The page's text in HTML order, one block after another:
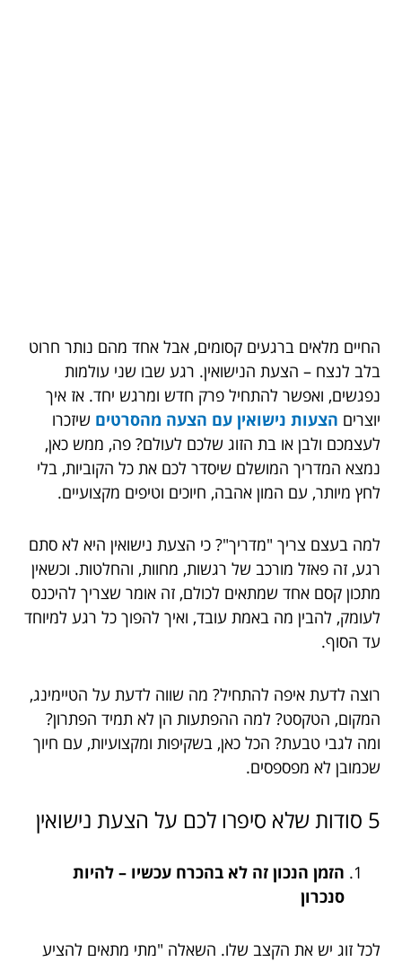
החיים מלאים ברגעים קסומים, אבל אחד מהם נותר חרוט
בלב לנצח – הצעת הנישואין. רגע שבו שני עולמות
נפגשים, ואפשר להתחיל פרק חדש ומרגש יחד. אז איך
יוצרים הצעות נישואין עם הצעה מהסרטים שיזכרו
לעצמכם ולבן או בת הזוג שלכם לעולם? פה, ממש כאן,
נמצא המדריך המושלם שיסדר לכם את כל הקוביות, בלי
לחץ מיותר, עם המון אהבה, חיוכים וטיפים מקצועיים.
למה בעצם צריך "מדריך"? כי הצעת נישואין היא לא סתם
רגע, זה פאזל מורכב של רגשות, מחוות, והחלטות. וכשאין
מתכון קסם אחד שמתאים לכולם, זה אומר שצריך להיכנס
לעומק, להבין מה באמת עובד, ואיך להפוך כל רגע למיוחד
עד הסוף.
רוצה לדעת איפה להתחיל? מה שווה לדעת על הטיימינג,
המקום, הטקסט? למה ההפתעות הן לא תמיד הפתרון?
ומה לגבי טבעת? הכל כאן, בשקיפות ומקצועיות, עם חיוך
שכמובן לא מפספסים.
5 סודות שלא סיפרו לכם על הצעת נישואין
הזמן הנכון זה לא בהכרח עכשיו – להיות
סנכרון
לכל זוג יש את הקצב שלו. השאלה "מתי מתאים להציע